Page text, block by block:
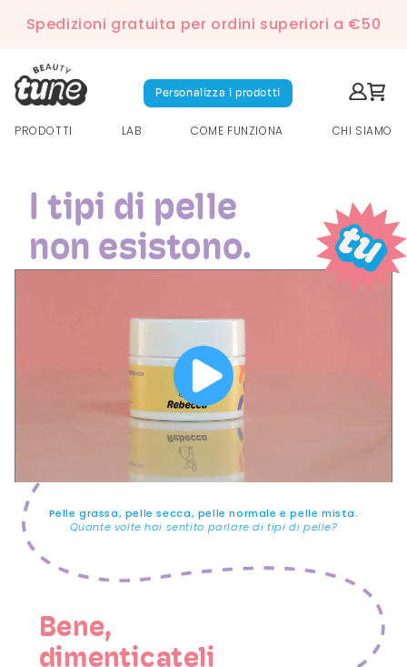
Spedizioni gratuita per ordini superiori a €50
Personalizza i prodotti
PRODOTTI LAB COME FUNZIONA CHI SIAMO
I tipi di pelle
non esistono.
Pelle grassa, pelle secca, pelle normale e pelle mista.
Quante volte hai sentito parlare di tipi di pelle?
Bene,
dimenticateli